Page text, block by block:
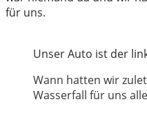
für uns.
Unser Auto ist der
Wann hatten wir
Wasserfall für uns